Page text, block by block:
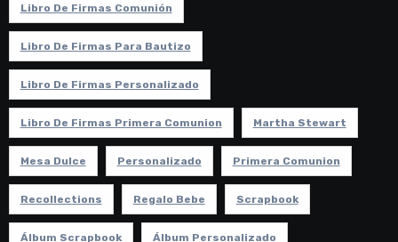
Libro De Firmas Comunión
Libro De Firmas Para Bautizo
Libro De Firmas Personalizado
Libro De Firmas Primera Comunion Martha Stewart
Mesa Dulce Personalizado Primera Comunion
Recollections Regalo Bebe Scrapbook
Álbum Scrapbook Álbum Personalizado